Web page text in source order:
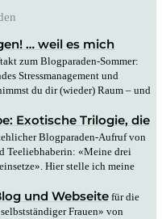
… weil es mich
zum Blogparaden-Sommer:
Stressmanagement und
du dir (wieder) Raum – und
Exotische Trilogie, die
Blogparaden-Aufruf von
Teeliebhaberin: «Meine drei
Hier stelle ich meine
und Webseite für die
Frauen» von